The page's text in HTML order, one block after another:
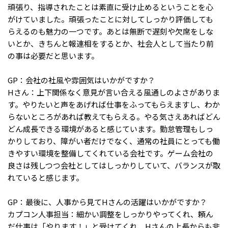
頑張り、指導されたことは素直に受け止めるということを心
がけていました。頑張ったことに対してしっかり評価しても
らえるのも魅力の一つです。あとは無断で遅刻や欠席をしな
いとか、きちんと報連相をするとか、社会人として当たり前
の事は必要だと思います。
GP：会社の社風や雰囲気はいかがですか？
Hさん：上下関係なく意見が言い合える風通しのよさがありま
す。やりたいと声をあげれば仕事をふってもらえますし、わか
らないところがあれば教えてもらえる。やる気さえあればどん
どん成長できる環境があると感じています。勤怠管理もしっ
かりしており、障がい者だけでなく、通常の社員にとっても働
きやすい環境を整備してくれている会社です。ゲーム会社の
良さは残しつつ会社としてはしっかりしていて、バランスが取
れていると感じます。
GP：最後に、人事から見てHさんの活躍はいかがですか？
カプコン人事担当：細かい調整をしっかりやってくれ、頼ん